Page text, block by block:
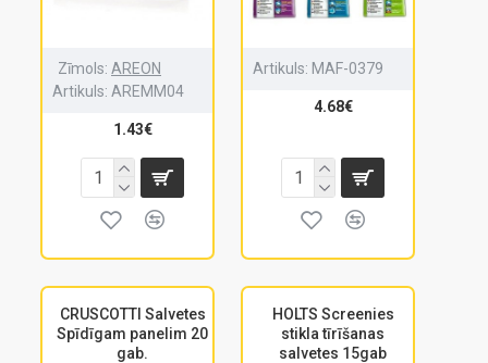
Zīmols: AREON
Artikuls: AREMM04
1.43€
Artikuls: MAF-0379
4.68€
CRUSCOTTI Salvetes
Spīdīgam panelim 20
gab.
HOLTS Screenies
stikla tīrīšanas
salvetes 15gab